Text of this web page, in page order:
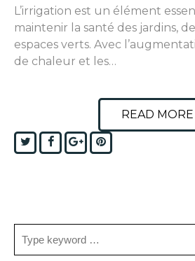
L’irrigation est un élément
maintenir la santé des jardins,
espaces verts. Avec
de chaleur et les…
READ MORE
TwitterFacebook
Google+Pinterest